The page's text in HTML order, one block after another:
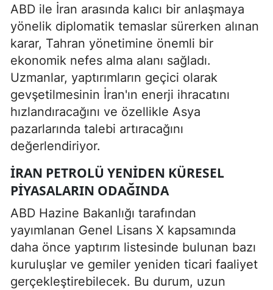
ABD ile İran arasında kalıcı bir anlaşmaya
yönelik diplomatik temaslar sürerken alınan
karar, Tahran yönetimine önemli bir
ekonomik nefes alma alanı sağladı.
Uzmanlar, yaptırımların geçici olarak
gevşetilmesinin İran'ın enerji ihracatını
hızlandıracağını ve özellikle Asya
pazarlarında talebi artıracağını
değerlendiriyor.
İRAN PETROLÜ YENIDEN KÜRESEL
PIYASALARIN ODAĞINDA
ABD Hazine Bakanlığı tarafından
yayımlanan Genel Lisans X kapsamında
daha önce yaptırım listesinde bulunan bazı
kuruluşlar ve gemiler yeniden ticari faaliyet
gerçekleştirebilecek. Bu durum, uzun